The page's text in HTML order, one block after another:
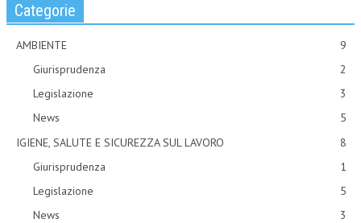
Categorie
AMBIENTE
9
Giurisprudenza
2
Legislazione
3
News
5
IGIENE, SALUTE E SICUREZZA SUL LAVORO
8
Giurisprudenza
1
Legislazione
5
News
3